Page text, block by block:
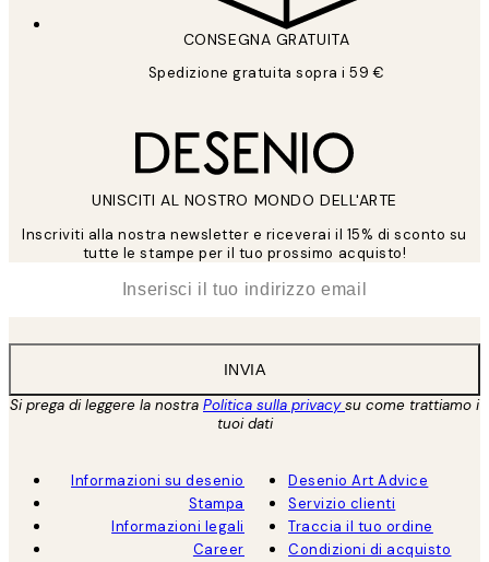
CONSEGNA GRATUITA
Spedizione gratuita sopra i 59 €
UNISCITI AL NOSTRO MONDO DELL'ARTE
Inscriviti alla nostra newsletter e riceverai il 15% di sconto su
tutte le stampe per il tuo prossimo acquisto!
INVIA
Si prega di leggere la nostra Politica sulla privacysu come trattiamo i
tuoi dati
Informazioni su desenio
Stampa
Informazioni legali
Career
Desenio Art Advice
Servizio clienti
Traccia il tuo ordine
Condizioni di acquisto